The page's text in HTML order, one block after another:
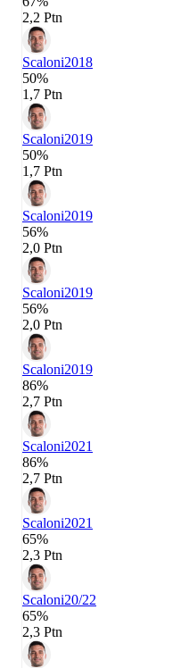
2,2 Ptn
Scaloni2018
50%
1,7 Ptn
Scaloni2019
50%
1,7 Ptn
Scaloni2019
56%
2,0 Ptn
Scaloni2019
56%
2,0 Ptn
Scaloni2019
86%
2,7 Ptn
Scaloni2021
86%
2,7 Ptn
Scaloni2021
65%
2,3 Ptn
Scaloni20/22
65%
2,3 Ptn